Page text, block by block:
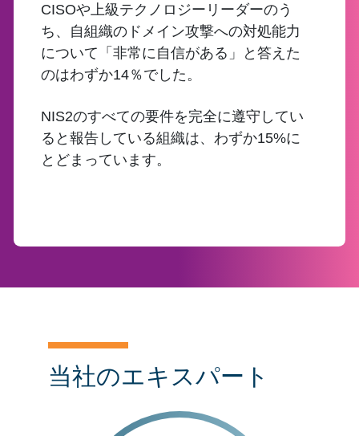
CISOや上級テクノロジーリーダーのう
ち、自組織のドメイン攻撃への対処能力
について「非常に自信がある」と答えた
のはわずか14％でした。
NIS2のすべての要件を完全に遵守してい
ると報告している組織は、わずか15%に
とどまっています。
当社のエキスパート